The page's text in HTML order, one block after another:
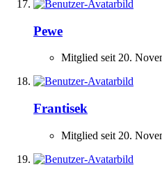
Pewe
Mitglied seit 20.
Frantisek
Mitglied seit 20.